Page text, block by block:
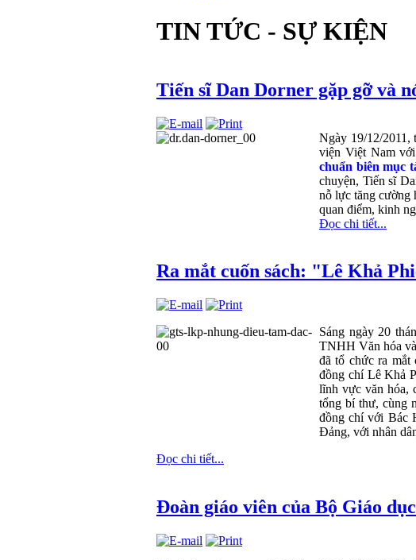
TIN TỨC - SỰ KIỆN
Tiến sĩ Dan Dorner gặp gỡ và
Ngày 19/12/2011,
viện Việt Nam
chuẩn biên mục
chuyện, Tiến sĩ
nỗ lực tăng cường
quan điểm, kinh
Đọc chi tiết...
Ra mắt cuốn sách: "Lê Khả
Sáng ngày 20
TNHH Văn hóa
đã tổ chức ra mắt
đồng chí Lê Khả
lĩnh vực văn hóa,
tổng bí thư, cùng
đồng chí với Bác
Đảng, với nhân
Đọc chi tiết...
Đoàn giáo viên của Bộ Giáo